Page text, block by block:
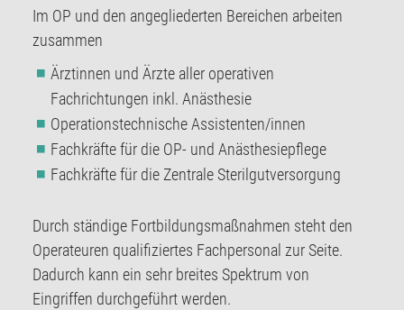
Im OP und den angegliederten Bereichen arbeiten
zusammen
Ärztinnen und Ärzte aller operativen
Fachrichtungen inkl. Anästhesie
Operationstechnische Assistenten/innen
Fachkräfte für die OP- und Anästhesiepflege
Fachkräfte für die Zentrale Sterilgutversorgung
Durch ständige Fortbildungsmaßnahmen steht den
Operateuren qualifiziertes Fachpersonal zur Seite.
Dadurch kann ein sehr breites Spektrum von
Eingriffen durchgeführt werden.